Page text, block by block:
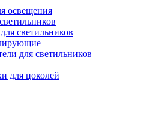
освещения
светильников
для светильников
для цоколей